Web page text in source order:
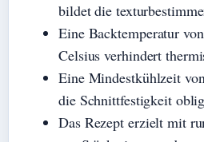
bildet die
Eine Backtemperatur
Celsius verhindert
Eine Mindestkühlzeit
die Schnittfestigkeit
Das Rezept erzielt mit